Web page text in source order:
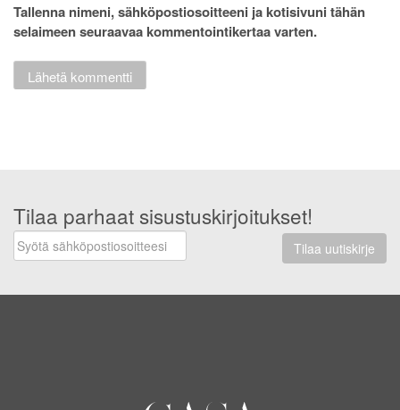
Tallenna nimeni, sähköpostiosoitteeni ja kotisivuni tähän
selaimeen seuraavaa kommentointikertaa varten.
Tilaa parhaat sisustuskirjoitukset!
Tilaa uutiskirje